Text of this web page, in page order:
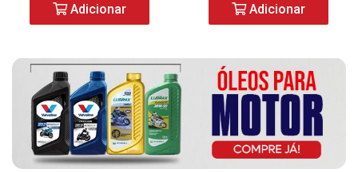
Adicionar Adicionar